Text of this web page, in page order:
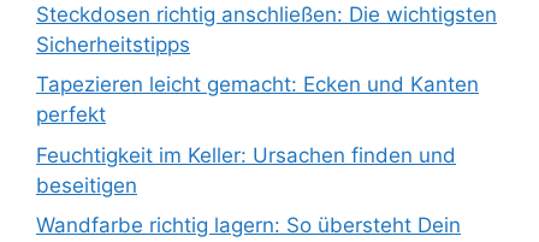
Steckdosen richtig anschließen: Die wichtigsten
Sicherheitstipps
Tapezieren leicht gemacht: Ecken und Kanten
perfekt
Feuchtigkeit im Keller: Ursachen finden und
beseitigen
Wandfarbe richtig lagern: So übersteht Dein